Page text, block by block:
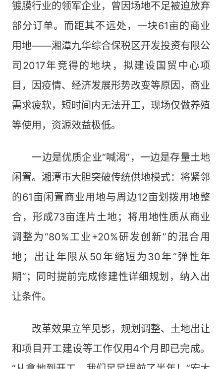
镀膜行业的领军企业，曾因场地不足被迫放弃
部分订单。而距其不远处，一块61亩的商业
用地——湘潭九华综合保税区开发投资有限公
司2017年竞得的地块，拟建设国贸中心项
目，因疫情、经济发展形势改变等原因，商业
需求疲软，短时间内无法开工，现场仅做养殖
等使用，资源效益极低。
一边是优质企业“喊渴”，一边是存量土地
闲置。湘潭市大胆突破传统供地模式：将紧邻
的61亩闲置商业用地与周边12亩划拨用地整
合，形成73亩连片土地；将用地性质从商业
调整为“80%工业+20%研发创新”的混合用
地；出让年限从50年缩短为30年“弹性年
期”；同时提前完成修建性详细规划，纳入出
让条件。
改革效果立竿见影，规划调整、土地出让
和项目开工建设等工作仅用4个月即已完成。